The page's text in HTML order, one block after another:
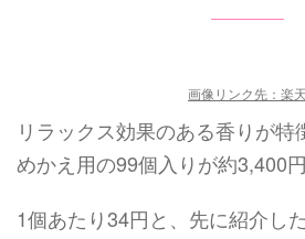
画像リンク先：楽天
リラックス効果のある香りが
めかえ用の99個入りが約3,400
1個あたり34円と、先に紹介し